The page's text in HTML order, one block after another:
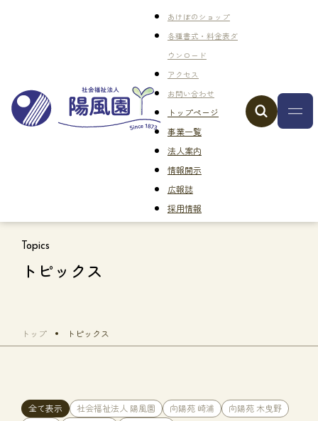
あけぼのショップ
各種書式・料金表ダ
ウンロード
アクセス
お問い合わせ
トップページ
事業一覧
法人案内
情報開示
広報誌
採用情報
Topics
トピックス
トップ トピックス
全て表示 社会福祉法人 陽風園 向陽苑 崎浦
向陽苑 木曳野